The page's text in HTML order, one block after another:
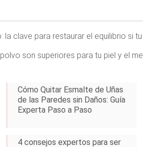
la clave para restaurar el equilibrio si
son superiores para tu piel y el
Cómo Quitar Esmalte de Uñas
de las Paredes sin Daños: Guía
Experta Paso a Paso
4 consejos expertos para ser